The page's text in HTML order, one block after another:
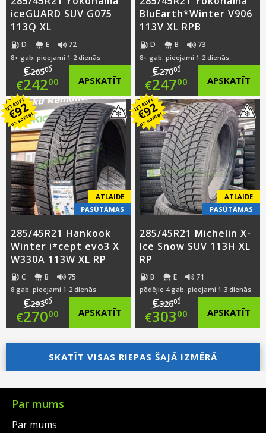
iceGUARD SUV G075
113Q XL
D E 72
8+ gab. pieejami 1-2 dienās
€26500
Original
price
was:
€265.00.
€24200
Current
price
is:
€242.00.
APSKATĪT
BluEarth*Winter V906
113V XL RPB
D B 73
8+ gab. pieejami 1-2 dienās
€27000
Original
price
was:
€270.00.
€24700
Current
price
is:
€247.00.
APSKATĪT
IETAUPI
€92
uz kompl.
ATLAIDE
PASŪTĀMAS
285/45R21 Hankook
Winter i*cept evo3 X
W330A 113W XL RP
C B 75
8 gab. pieejami 1-2 dienās
€29300
Original
price
was:
€293.00.
€27000
Current
price
is:
€270.00.
APSKATĪT
IETAUPI
€92
uz kompl.
ATLAIDE
PASŪTĀMAS
285/45R21 Michelin X-
Ice Snow SUV 113H XL
RP
B E 71
pēdējie 4 gab. pieejami 1-3 dienās
€32600
Original
price
was:
€326.00.
€30300
Current
price
is:
APSKATĪT
SKATĪT VISAS RIEPAS ŠAJĀ IZMĒRĀ
Par mums
Par mums